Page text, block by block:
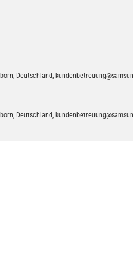
Deutschland,
Deutschland,